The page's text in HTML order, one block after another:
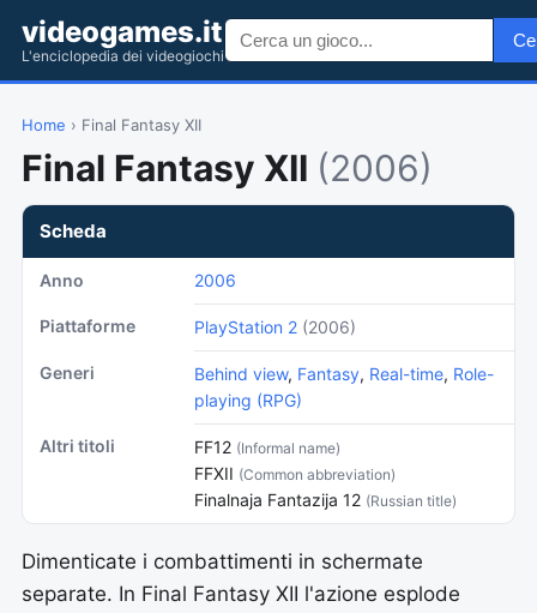
videogames.it
L'enciclopedia dei videogiochi
Home › Final Fantasy XII
Final Fantasy XII (2006)
Scheda
Anno 2006
Piattaforme PlayStation 2 (2006)
Generi Behind view, Fantasy, Real-time, Role-
playing (RPG)
Altri titoli FF12 (Informal name)
FFXII (Common abbreviation)
Finalnaja Fantazija 12 (Russian title)
Dimenticate i combattimenti in schermate
separate. In Final Fantasy XII l'azione esplode